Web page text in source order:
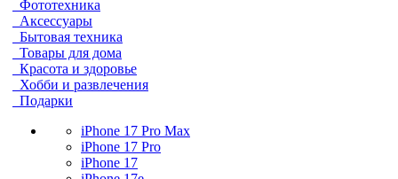
Фототехника
Аксессуары
Бытовая техника
Товары для дома
Красота и здоровье
Хобби и развлечения
Подарки
iPhone 17 Pro Max
iPhone 17 Pro
iPhone 17